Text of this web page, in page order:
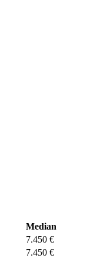
Median
7.450 €
7.450 €